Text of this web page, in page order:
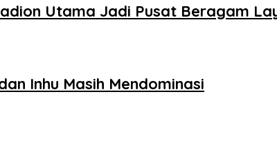
Utama Jadi Pusat Beragam
Inhu Masih Mendominasi